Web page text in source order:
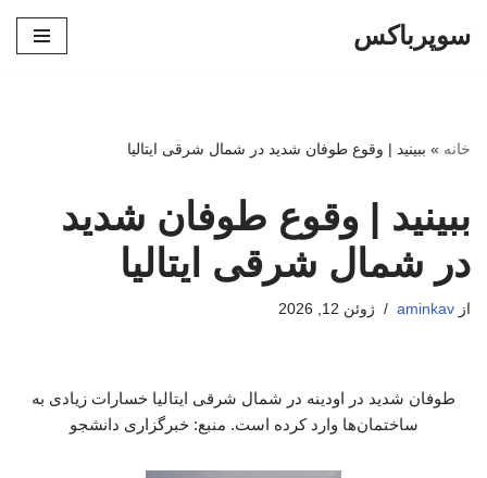
سوپرباکس
خانه » ببینید | وقوع طوفان شدید در شمال شرقی ایتالیا
ببینید | وقوع طوفان شدید
در شمال شرقی ایتالیا
از aminkav ژوئن 12, 2026
طوفان شدید در اودینه در شمال شرقی ایتالیا خسارات زیادی به
ساختمان‌ها وارد کرده است. منبع: خبرگزاری دانشجو